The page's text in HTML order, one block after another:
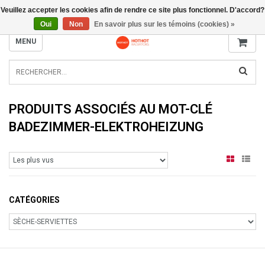
INFO@RADIATORS.SHOP
MENU
PRODUITS ASSOCIÉS AU MOT-CLÉ
BADEZIMMER-ELEKTROHEIZUNG
CATÉGORIES
Veuillez accepter les cookies afin de rendre ce site plus fonctionnel. D'accord?
Oui
Non En savoir plus sur les témoins (cookies) »